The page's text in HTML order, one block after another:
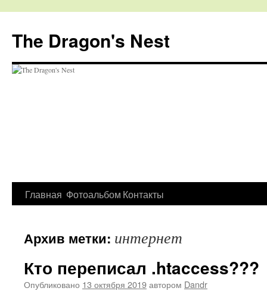
The Dragon's Nest
Перейти
содержимому
Главная Фотоальбом Контакты
Архив метки: интернет
Кто переписал .htaccess???
Опубликовано 13 октября 2019автором Dandr